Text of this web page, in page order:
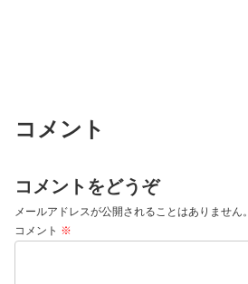
コメント
コメントをどうぞ
メールアドレスが公開されることはありません。
コメント ※